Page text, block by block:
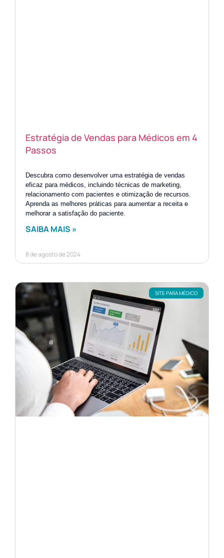
Estratégia de Vendas para Médicos em 4
Passos
Descubra como desenvolver uma estratégia de vendas
eficaz para médicos, incluindo técnicas de marketing,
relacionamento com pacientes e otimização de recursos.
Aprenda as melhores práticas para aumentar a receita e
melhorar a satisfação do paciente.
SAIBA MAIS »
8 de agosto de 2024
SITE PARA MÉDICO